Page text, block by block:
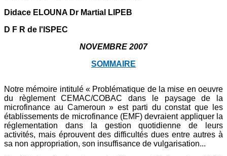
Didace ELOUNA Dr Martial LIPEB
D F R de l'ISPEC
NOVEMBRE 2007
SOMMAIRE
Notre mémoire intitulé « Problématique de la mise en oeuvre
du règlement CEMAC/COBAC dans le paysage de la
microfinance au Cameroun » est parti du constat que les
établissements de microfinance (EMF) devraient appliquer la
réglementation dans la gestion quotidienne de leurs
activités, mais éprouvent des difficultés dues entre autres à
sa non appropriation, son insuffisance de vulgarisation...